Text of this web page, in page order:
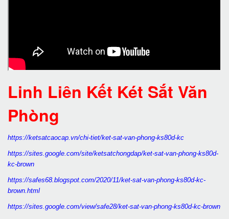
Linh Liên Kết Két Sắt Văn
Phòng
https://ketsatcaocap.vn/chi-tiet/ket-sat-van-phong-ks80d-kc
https://sites.google.com/site/ketsatchongdap/ket-sat-van-phong-ks80d-
kc-brown
https://safes68.blogspot.com/2020/11/ket-sat-van-phong-ks80d-kc-
brown.html
https://sites.google.com/view/safe28/ket-sat-van-phong-ks80d-kc-brown